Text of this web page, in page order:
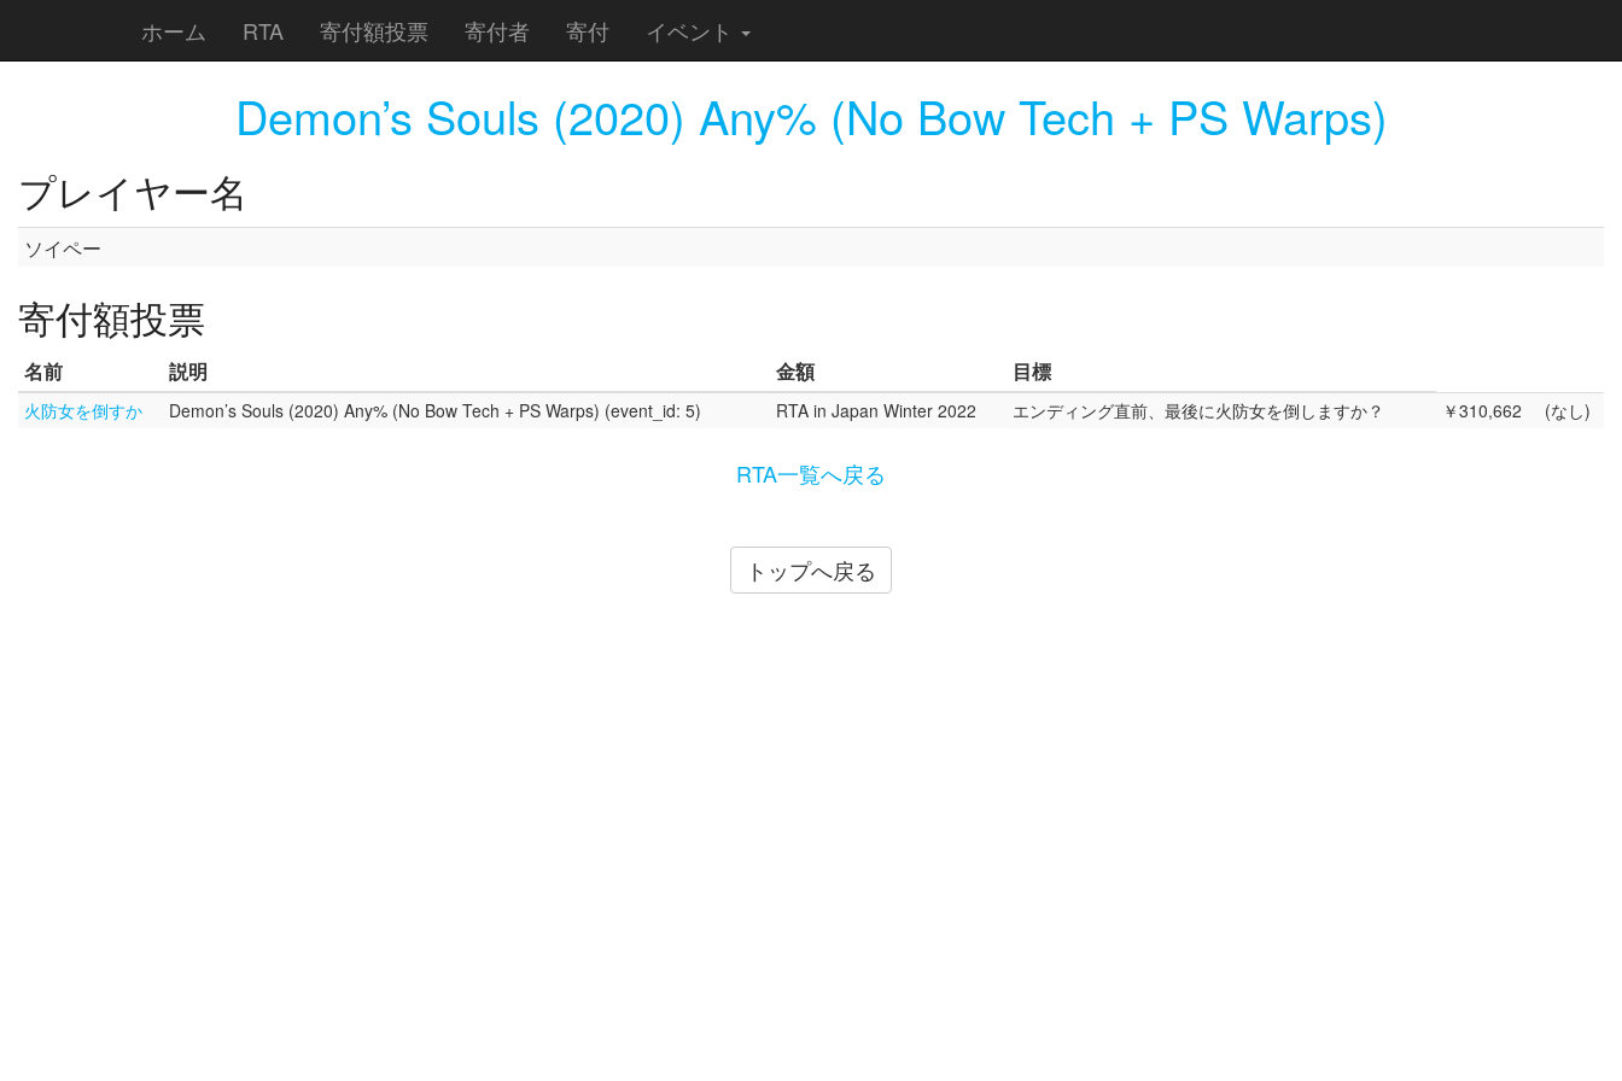
ホーム RTA 寄付額投票 寄付者 寄付 イベント
Demon’s Souls (2020) Any% (No Bow Tech + PS Warps)
プレイヤー名
ソイペー
寄付額投票
名前 説明 金額 目標
火防女を倒すか Demon’s Souls (2020) Any% (No Bow Tech + PS Warps) (event_id: 5) RTA in Japan Winter 2022 エンディング直前、最後に火防女を倒しますか？ ￥310,662 (なし)
RTA一覧へ戻る
トップへ戻る